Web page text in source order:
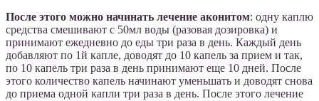
После этого можно начинать лечение аконитом: одну каплю
средства смешивают с 50мл воды (разовая дозировка) и
принимают ежедневно до еды три раза в день. Каждый день
добавляют по 1й капле, доводят до 10 капель за прием и так,
по 10 капель три раза в день принимают еще 10 дней. После
этого количество капель начинают уменьшать и доводят снова
до приема одной капли три раза в день. После этого лечение